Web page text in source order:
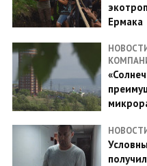
Ермака